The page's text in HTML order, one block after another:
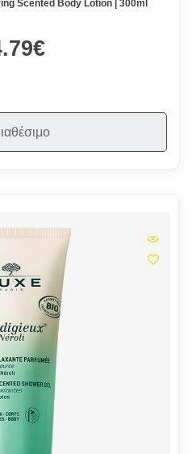
Scented Body Lotion | 300ml